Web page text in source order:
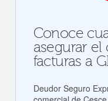
Conoce
asegurar
facturas a
Deudor Seguro